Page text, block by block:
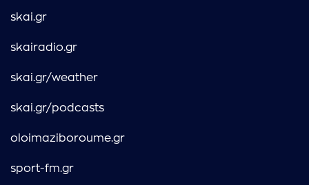
skai.gr
skairadio.gr
skai.gr/weather
skai.gr/podcasts
oloimaziboroume.gr
sport-fm.gr